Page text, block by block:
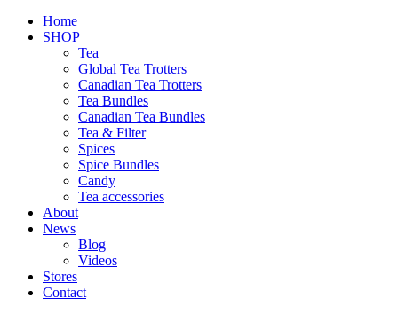
Home
SHOP
Tea
Global Tea Trotters
Canadian Tea Trotters
Tea Bundles
Canadian Tea Bundles
Tea & Filter
Spices
Spice Bundles
Candy
Tea accessories
About
News
Blog
Videos
Stores
Contact